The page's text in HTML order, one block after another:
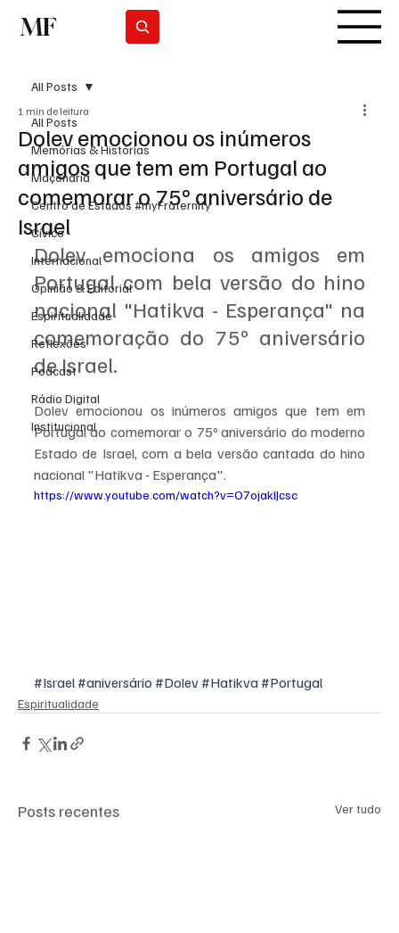
MF
All Posts
Memórias & Histórias
Maçonaria
Centro de Estudos #myFraternity
Cívico
Internacional
Opinião & Editorial
Espiritualidade
Reflexões
Podcast
Rádio Digital
Institucional
All Posts
Dolev emocionou os inúmeros
amigos que tem em Portugal ao
comemorar o 75º aniversário de
Israel
1 min de leitura
Dolev emociona os amigos em
Portugal com bela versão do hino
nacional "Hatikva - Esperança" na
comemoração do 75º aniversário
de Israel.
Dolev emocionou os inúmeros amigos que tem em
Portugal ao comemorar o 75º aniversário do moderno
Estado de Israel, com a bela versão cantada do hino
nacional "Hatikva - Esperança".
https://www.youtube.com/watch?v=O7ojakIJcsc
#Israel #aniversário #Dolev #Hatikva #Portugal
Espiritualidade
Posts recentes Ver tudo